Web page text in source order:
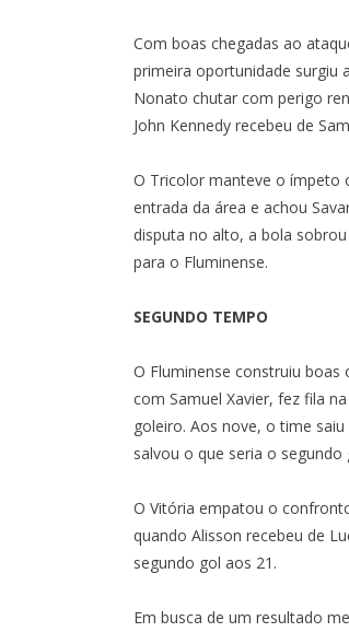
Com boas chegadas ao
primeira oportunidade surgiu
Nonato chutar com perigo
John Kennedy recebeu de
O Tricolor manteve o ímpeto
entrada da área e achou
disputa no alto, a bola
para o Fluminense.
SEGUNDO TEMPO
O Fluminense construiu
com Samuel Xavier, fez fila
goleiro. Aos nove, o time
salvou o que seria o
O Vitória empatou o
quando Alisson recebeu de
segundo gol aos 21.
Em busca de um resultado